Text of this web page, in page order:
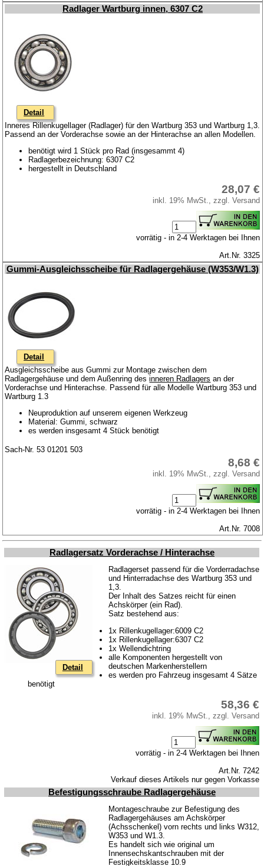
Tuningteile
Kugelgelenke, Zubehör
Skoda
Anhänger
Glühlampen
KFZ-Leitungen & Zubehör
Werkstattbedarf
Vergaserdüsen
Service
Datenschutz
Batterierücknahme
Downloads
Webtipps
Impressum
Produktindex
Suchfunktion
Warenkorb
Radlager Wartburg innen, 6307 C2
Detail
Inneres Rillenkugellager (Radlager) für den Wartburg 353 und Wartburg 1,3.
Passend an der Vorderachse sowie an der Hinterachse an allen Modellen.
benötigt wird 1 Stück pro Rad (insgesammt 4)
Radlagerbezeichnung: 6307 C2
hergestellt in Deutschland
28,07 €
inkl. 19% MwSt., zzgl. Versand
vorrätig - in 2-4 Werktagen bei Ihnen
Art.Nr. 3325
Gummi-Ausgleichsscheibe für Radlagergehäuse (W353/W1.3)
Detail
Ausgleichsscheibe aus Gummi zur Montage zwischen dem
Radlagergehäuse und dem Außenring desinneren Radlagers an der
Vorderachse und Hinterachse. Passend für alle Modelle Wartburg 353 und
Wartburg 1.3
Neuproduktion auf unserem eigenen Werkzeug
Material: Gummi, schwarz
es werden insgesamt 4 Stück benötigt
Sach-Nr. 53 01201 503
8,68 €
inkl. 19% MwSt., zzgl. Versand
vorrätig - in 2-4 Werktagen bei Ihnen
Art.Nr. 7008
Radlagersatz Vorderachse / Hinterachse
Detail
Radlagerset passend für die Vorderradachse
und Hinterradachse des Wartburg 353 und
1,3.
Der Inhalt des Satzes reicht für einen
Achskörper (ein Rad).
Satz bestehend aus:
1x Rillenkugellager:6009 C2
1x Rillenkugellager:6307 C2
1x Wellendichtring
alle Komponenten hergestellt von
deutschen Markenherstellern
es werden pro Fahrzeug insgesamt 4 Sätze
benötigt
58,36 €
inkl. 19% MwSt., zzgl. Versand
vorrätig - in 2-4 Werktagen bei Ihnen
Art.Nr. 7242
Verkauf dieses Artikels nur gegen Vorkasse
Befestigungsschraube Radlagergehäuse
Montageschraube zur Befestigung des
Radlagergehäuses am Achskörper
(Achsschenkel) vorn rechts und links W312,
W353 und W1.3.
Es handelt sich wie original um
Innensechskantschrauben mit der
Festigkeitsklasse 10.9